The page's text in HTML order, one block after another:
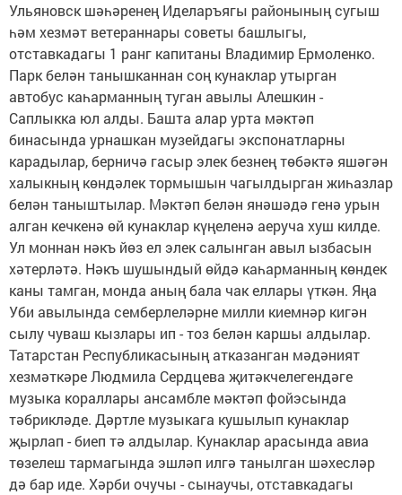
Ульяновск шәһәренең Иделаръягы районының сугыш
һәм хезмәт ветераннары советы башлыгы,
отставкадагы 1 ранг капитаны Владимир Ермоленко.
Парк белән танышканнан соң кунаклар утырган
автобус каһарманның туган авылы Алешкин -
Саплыкка юл алды. Башта алар урта мәктәп
бинасында урнашкан музейдагы экспонатларны
карадылар, берничә гасыр элек безнең төбәктә яшәгән
халыкның көндәлек тормышын чагылдырган жиһазлар
белән таныштылар. Мәктәп белән янәшәдә генә урын
алган кечкенә өй кунаклар күңеленә аеруча хуш килде.
Ул моннан нәкъ йөз ел элек салынган авыл ызбасын
хәтерләтә. Нәкъ шушындый өйдә каһарманның көндек
каны тамган, монда аның бала чак еллары үткән. Яңа
Уби авылында семберлеләрне милли киемнәр кигән
сылу чуваш кызлары ип - тоз белән каршы алдылар.
Татарстан Республикасының атказанган мәдәният
хезмәткәре Людмила Сердцева җитәкчелегендәге
музыка кораллары ансамбле мәктәп фойэсында
тәбрикләде. Дәртле музыкага кушылып кунаклар
җырлап - биеп тә алдылар. Кунаклар арасында авиа
төзелеш тармагында эшләп илгә танылган шәхесләр
дә бар иде. Хәрби очучы - сынаучы, отставкадагы